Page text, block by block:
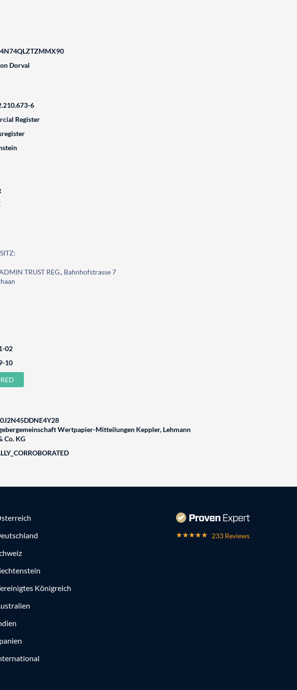
Dorval
6
Register
TRUST REG., Bahnhofstrasse 7
02
10
Wertpapier-Mitteilungen Keppler, Lehmann
Co. KG
Königreich
233 Reviews